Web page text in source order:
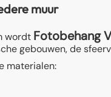
muur
wordt Fotobehang
gebouwen, de
materialen: